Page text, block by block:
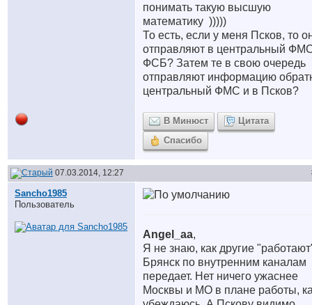
понимать такую высшую
математику )))))
То есть, если у меня Псков, то
отправляют в центральный
ФСБ? Затем те в свою очередь
отправляют информацию
центральный ФМС и в Псков?
В Минюст
Цитата
Спасибо
07.03.2014, 12:27
Sancho1985
Пользователь
Angel_aa,
Я не знаю, как другие
Брянск по внутренним каналам
передает. Нет ничего ужаснее
Москвы и МО в плане работы,